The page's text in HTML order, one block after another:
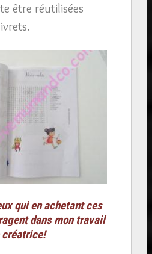
être réutilisées
qui en achetant ces
dans mon travail
créatrice!